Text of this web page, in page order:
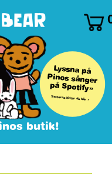
Lyssna på
Pinos sånger
på Spotify»
Texterna hittar du här »
butik!